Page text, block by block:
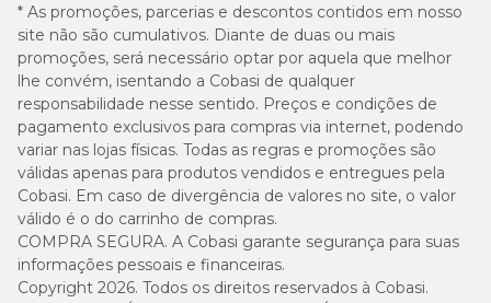
* As promoções, parcerias e descontos contidos em nosso
site não são cumulativos. Diante de duas ou mais
promoções, será necessário optar por aquela que melhor
lhe convém, isentando a Cobasi de qualquer
responsabilidade nesse sentido. Preços e condições de
pagamento exclusivos para compras via internet, podendo
variar nas lojas físicas. Todas as regras e promoções são
válidas apenas para produtos vendidos e entregues pela
Cobasi. Em caso de divergência de valores no site, o valor
válido é o do carrinho de compras.
COMPRA SEGURA. A Cobasi garante segurança para suas
informações pessoais e financeiras.
Copyright 2026. Todos os direitos reservados à Cobasi.